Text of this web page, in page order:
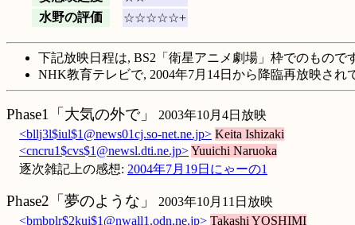
水野の評価
☆☆☆☆☆+
下記放映日程は, BS2「衛星アニメ劇場」枠でのもので
NHK教育テレビで, 2004年7月14日から降臨再放映され
Phase1「大気の外で」
2003年10月4日放映
<bllj3l$iul$1@news01cj.so-net.ne.jp> Keita Ishizaki
<cncru1$cvs$1@newsl.dti.ne.jp>Yuuichi Naruoka
逐次雑記上の感想: 2004年7月19日にゃーの1
Phase2「夢のような」
2003年10月11日放映
<bmbplr$2kui$1@nwall1.odn.ne.jp> Takashi YOSHIMI